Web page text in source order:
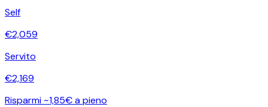
Self
€2,059
Servito
€2,169
Risparmi ~1,85€ a pieno